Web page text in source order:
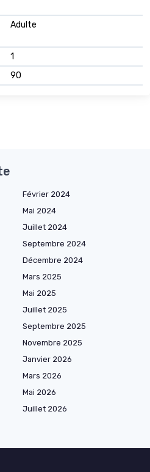
Adulte
1
90
Février 2024
Mai 2024
Juillet 2024
Septembre 2024
Décembre 2024
Mars 2025
Mai 2025
Juillet 2025
Septembre 2025
Novembre 2025
Janvier 2026
Mars 2026
Mai 2026
Juillet 2026